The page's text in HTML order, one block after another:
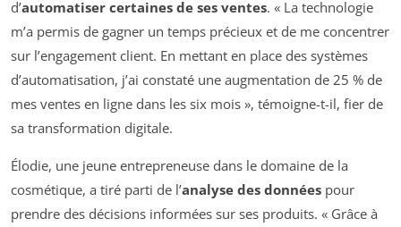
d’automatiser certaines de ses ventes. « La technologie
m’a permis de gagner un temps précieux et de me concentrer
sur l’engagement client. En mettant en place des systèmes
d’automatisation, j’ai constaté une augmentation de 25 % de
mes ventes en ligne dans les six mois », témoigne-t-il, fier de
sa transformation digitale.
Élodie, une jeune entrepreneuse dans le domaine de la
cosmétique, a tiré parti de l’analyse des données pour
prendre des décisions informées sur ses produits. « Grâce à